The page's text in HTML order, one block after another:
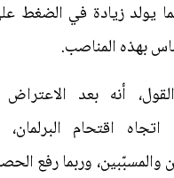
يولد زيادة في الضغط
بهذه المناصب.
أنه بعد الاعتراض
اتجاه اقتحام البرلمان،
والمسبّبين، وربما رفع